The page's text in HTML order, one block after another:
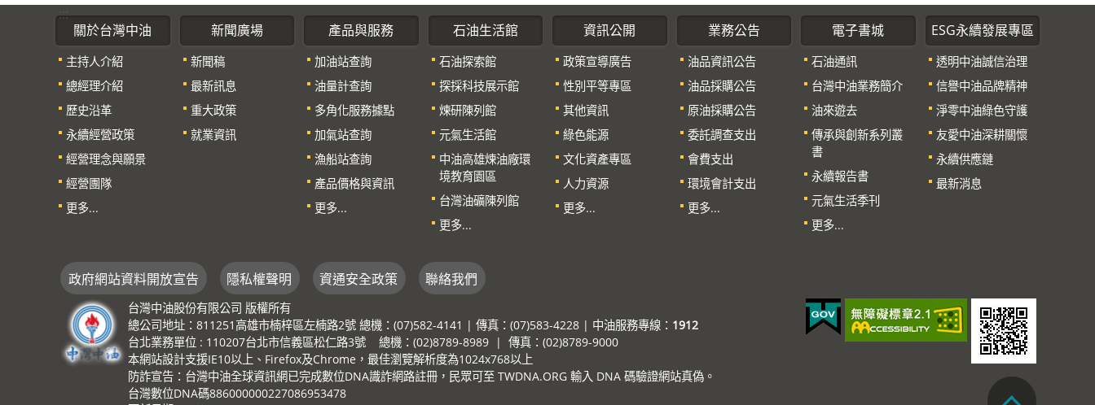
:::
關於台灣中油
主持人介紹
總經理介紹
歷史沿革
永續經營政策
經營理念與願景
經營團隊
更多...
新聞廣場
新聞稿
最新訊息
重大政策
就業資訊
產品與服務
加油站查詢
油量計查詢
多角化服務據點
加氣站查詢
漁船站查詢
產品價格與資訊
更多...
石油生活館
石油探索館
探採科技展示館
煉研陳列館
元氣生活館
中油高雄煉油廠環
境教育園區
台灣油礦陳列館
更多...
資訊公開
政策宣導廣告
性別平等專區
其他資訊
綠色能源
文化資產專區
人力資源
更多...
業務公告
油品資訊公告
油品採購公告
原油採購公告
委託調查支出
會費支出
環境會計支出
更多...
電子書城
石油通訊
台灣中油業務簡介
油來遊去
傳承與創新系列叢
書
永續報告書
元氣生活季刊
更多...
ESG永續發展專區
透明中油誠信治理
信譽中油品牌精神
淨零中油綠色守護
友愛中油深耕關懷
永續供應鏈
最新消息
政府網站資料開放宣告 隱私權聲明 資通安全政策 聯絡我們
台灣中油股份有限公司 版權所有
總公司地址：811251高雄市楠梓區左楠路2號 總機：(07)582-4141 | 傳真：(07)583-4228 | 中油服務專線： 1912
台北業務單位 : 110207台北市信義區松仁路3號 總機：(02)8789-8989 | 傳真：(02)8789-9000
本網站設計支援IE10以上、Firefox及Chrome，最佳瀏覽解析度為1024x768以上
防詐宣告：台灣中油全球資訊網已完成數位DNA識詐網路註冊，民眾可至 TWDNA.ORG 輸入 DNA 碼驗證網站真偽。
台灣數位DNA碼886000000227086953478